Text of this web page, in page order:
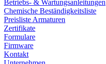
Betriebs- & Wartungsanleitungen
Chemische Beständigkeitsliste
Preisliste Armaturen
Zertifikate
Formulare
Firmware
Kontakt